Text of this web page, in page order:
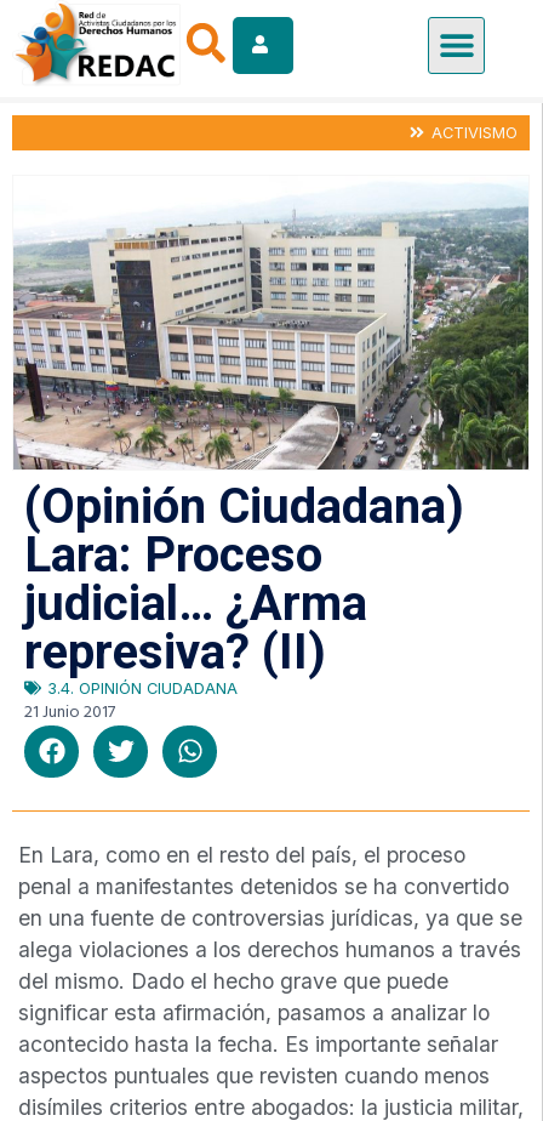
ACTIVISMO
(Opinión Ciudadana)
Lara: Proceso
judicial… ¿Arma
represiva? (II)
3.4. OPINIÓN CIUDADANA
21 Junio 2017
En Lara, como en el resto del país, el proceso
penal a manifestantes detenidos se ha convertido
en una fuente de controversias jurídicas, ya que se
alega violaciones a los derechos humanos a través
del mismo. Dado el hecho grave que puede
significar esta afirmación, pasamos a analizar lo
acontecido hasta la fecha. Es importante señalar
aspectos puntuales que revisten cuando menos
disímiles criterios entre abogados: la justicia militar,